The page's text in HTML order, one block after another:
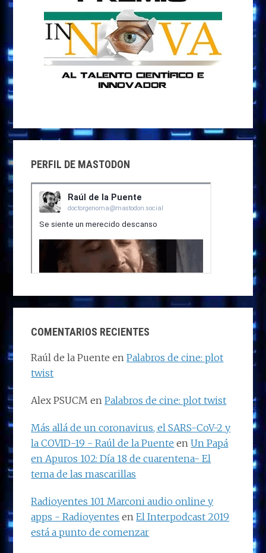
PERFIL DE MASTODON
COMENTARIOS RECIENTES
Raúl de la Puente enPalabros de cine: plot
twist
Alex PSUCM enPalabros de cine: plot twist
Más allá de un coronavirus, el SARS-CoV-2 y
la COVID-19 - Raúl de la Puente enUn Papá
en Apuros 102: Día 18 de cuarentena- El
tema de las mascarillas
Radioyentes 101 Marconi audio online y
apps - Radioyentes enEl Interpodcast 2019
está a punto de comenzar